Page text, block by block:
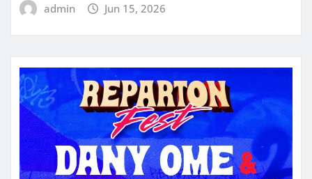
admin Jun 15, 2026